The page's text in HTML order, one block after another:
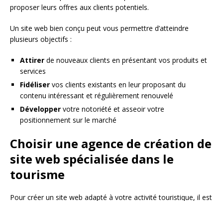
proposer leurs offres aux clients potentiels.
Un site web bien conçu peut vous permettre d’atteindre
plusieurs objectifs :
Attirer de nouveaux clients en présentant vos produits et
services
Fidéliser vos clients existants en leur proposant du
contenu intéressant et régulièrement renouvelé
Développer votre notoriété et asseoir votre
positionnement sur le marché
Choisir une agence de création de
site web spécialisée dans le
tourisme
Pour créer un site web adapté à votre activité touristique, il est